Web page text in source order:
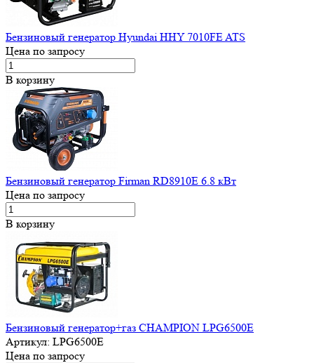
Бензиновый генератор Hyundai HHY 7010FE ATS
Цена по запросу
В корзину
Бензиновый генератор Firman RD8910E 6.8 кВт
Цена по запросу
В корзину
Бензиновый генератор+газ CHAMPION LPG6500E
Артикул: LPG6500E
Цена по запросу